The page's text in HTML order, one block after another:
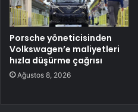
Porsche yöneticisinden
Volkswagen’e maliyetleri
hızla düşürme çağrısı
Ağustos 8, 2026